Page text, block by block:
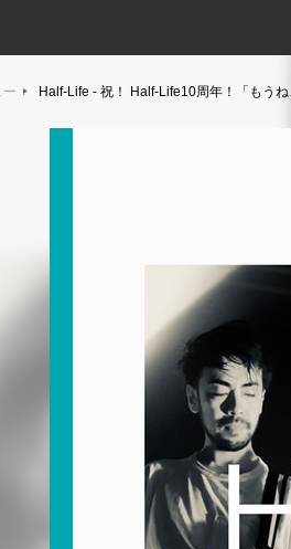
ー Half-Life - 祝！ Half-Life10周年！「もう